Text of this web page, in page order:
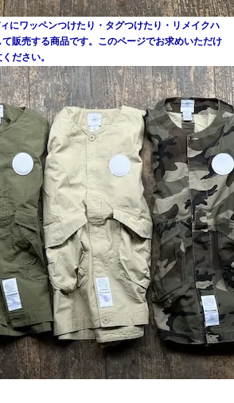
にワッペンつけたり・タグつけたり・リメイクハ
販売する商品です。このページでお求めいただけ
ださい。